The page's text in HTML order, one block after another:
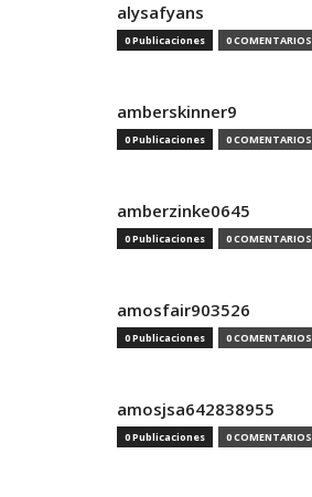
alysafyans
0 Publicaciones 0 COMENTARIOS
amberskinner9
0 Publicaciones 0 COMENTARIOS
amberzinke0645
0 Publicaciones 0 COMENTARIOS
amosfair903526
0 Publicaciones 0 COMENTARIOS
amosjsa642838955
0 Publicaciones 0 COMENTARIOS